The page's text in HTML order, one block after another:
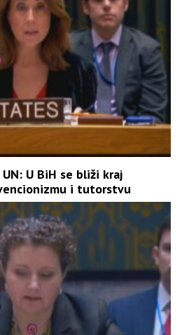
U BiH se bliži kraj
i tutorstvu